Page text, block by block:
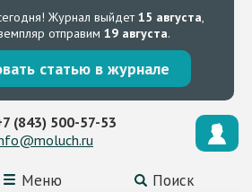
Журнал выйдет15 августа,
отправим 19 августа.
статью в журнале
Меню Поиск
(843) 500-57-53